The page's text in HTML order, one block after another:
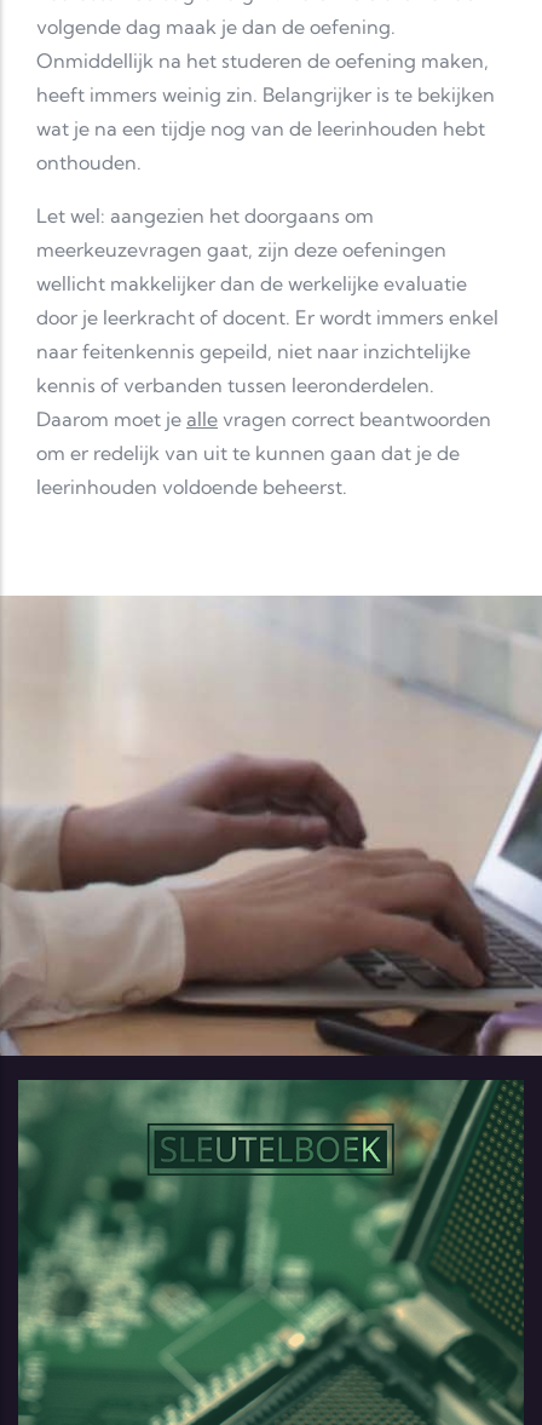
volgende dag maak je dan de oefening.
Onmiddellijk na het studeren de oefening maken,
heeft immers weinig zin. Belangrijker is te bekijken
wat je na een tijdje nog van de leerinhouden hebt
onthouden.
Let wel: aangezien het doorgaans om
meerkeuzevragen gaat, zijn deze oefeningen
wellicht makkelijker dan de werkelijke evaluatie
door je leerkracht of docent. Er wordt immers enkel
naar feitenkennis gepeild, niet naar inzichtelijke
kennis of verbanden tussen leeronderdelen.
Daarom moet je alle vragen correct beantwoorden
om er redelijk van uit te kunnen gaan dat je de
leerinhouden voldoende beheerst.